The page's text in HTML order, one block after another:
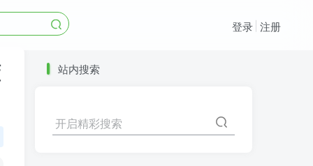
登录 注册
站内搜索
开启精彩搜索